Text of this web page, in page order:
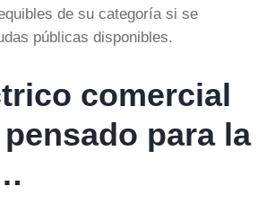
de su categoría si se
públicas disponibles.
comercial
para la